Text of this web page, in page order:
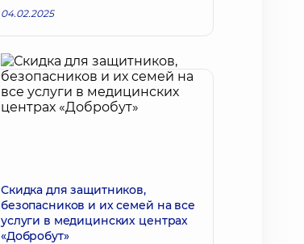
04.02.2025
Скидка для защитников,
безопасников и их семей на все
услуги в медицинских центрах
«Добробут»